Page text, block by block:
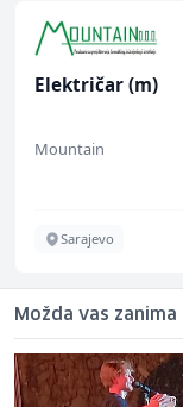
Električar (m)
Mountain
Sarajevo
Možda vas zanima